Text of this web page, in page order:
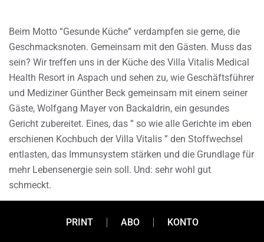
Beim Motto “Gesunde Küche” verdampfen sie gerne, die
Geschmacksnoten. Gemeinsam mit den Gästen. Muss das
sein? Wir treffen uns in der Küche des Villa Vitalis Medical
Health Resort in Aspach und sehen zu, wie Geschäftsführer
und Mediziner Günther Beck gemeinsam mit einem seiner
Gäste, Wolfgang Mayer von Backaldrin, ein gesundes
Gericht zubereitet. Eines, das ” so wie alle Gerichte im eben
erschienen Kochbuch der Villa Vitalis ” den Stoffwechsel
entlasten, das Immunsystem stärken und die Grundlage für
mehr Lebensenergie sein soll. Und: sehr wohl gut
schmeckt.
PRINT ABO KONTO